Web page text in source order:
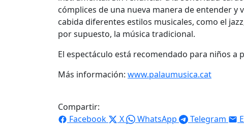
cómplices de una nueva manera de entender y
cabida diferentes estilos musicales, como el
por supuesto, la música tradicional.
El espectáculo está recomendado para niños a
Más información: www.palaumusica.cat
Compartir:
Facebook
X WhatsApp Telegram